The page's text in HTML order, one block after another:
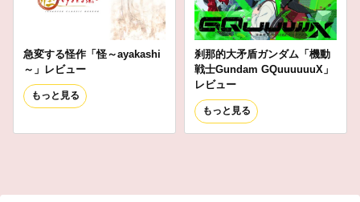
急変する怪作「怪～ayakashi
～」レビュー
もっと見る
刹那的大矛盾ガンダム「機動
戦士Gundam GQuuuuuuX」
レビュー
もっと見る